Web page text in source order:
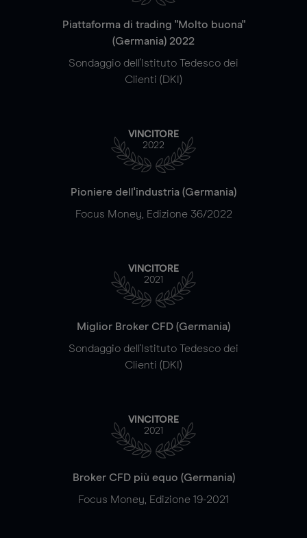
Piattaforma di trading "Molto buona"
(Germania) 2022
Sondaggio dell'Istituto Tedesco dei
Clienti (DKI)
VINCITORE
2022
Pioniere dell'industria (Germania)
Focus Money, Edizione 36/2022
VINCITORE
2021
Miglior Broker CFD (Germania)
Sondaggio dell'Istituto Tedesco dei
Clienti (DKI)
VINCITORE
2021
Broker CFD più equo (Germania)
Focus Money, Edizione 19-2021